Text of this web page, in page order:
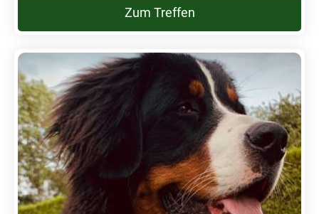
Zum Treffen